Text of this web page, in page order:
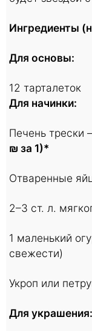
Ингредиенты
Для основы:
12 тарталеток
Для начинки:
Печень трески
₪ за 1)*
Отваренные
2–3 ст. л.
1 маленький
свежести)
Укроп или
Для украшения: